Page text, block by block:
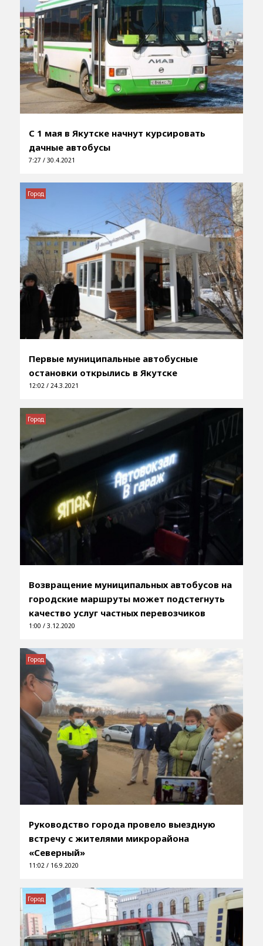
С 1 мая в Якутске начнут курсировать
дачные автобусы
7:27 / 30.4.2021
Первые муниципальные автобусные
остановки открылись в Якутске
12:02 / 24.3.2021
Город
Возвращение муниципальных автобусов на
городские маршруты может подстегнуть
качество услуг частных перевозчиков
1:00 / 3.12.2020
Город
Руководство города провело выездную
встречу с жителями микрорайона
«Северный»
11:02 / 16.9.2020
Город
Город